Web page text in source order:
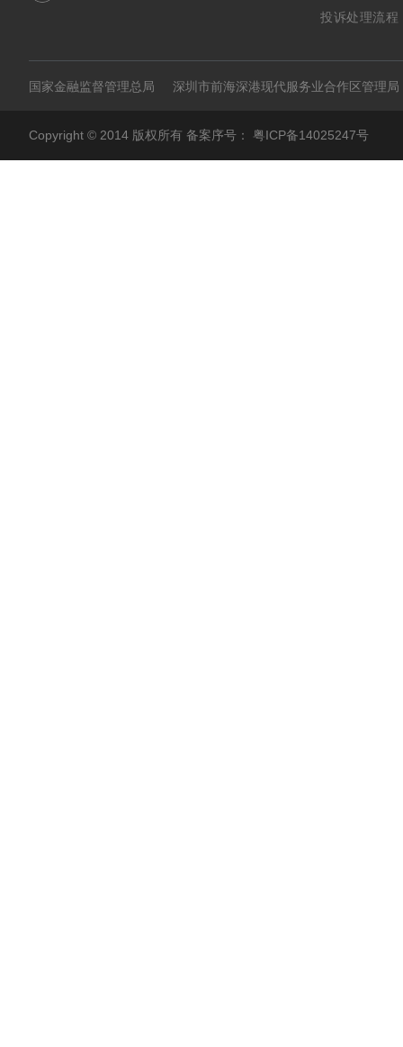
投诉处理流程
国家金融监督管理总局 深圳市前海深港现代服务业合作区管理局
Copyright © 2014 版权所有 备案序号： 粤ICP备14025247号